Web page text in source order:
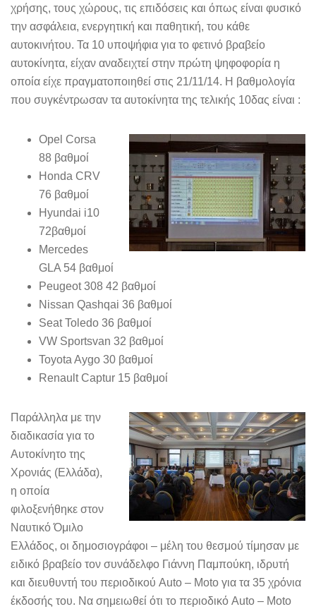
χρήσης, τους χώρους, τις επιδόσεις και όπως είναι φυσικό
την ασφάλεια, ενεργητική και παθητική, του κάθε
αυτοκινήτου. Τα 10 υποψήφια για το φετινό βραβείο
αυτοκίνητα, είχαν αναδειχτεί στην πρώτη ψηφοφορία η
οποία είχε πραγματοποιηθεί στις 21/11/14. Η βαθμολογία
που συγκέντρωσαν τα αυτοκίνητα της τελικής 10δας είναι :
Opel Corsa
88 βαθμοί
Honda CRV
76 βαθμοί
Hyundai i10
72βαθμοί
Mercedes
GLA 54 βαθμοί
Peugeot 308 42 βαθμοί
Nissan Qashqai 36 βαθμοί
Seat Toledo 36 βαθμοί
VW Sportsvan 32 βαθμοί
Toyota Aygo 30 βαθμοί
Renault Captur 15 βαθμοί
Παράλληλα με την
διαδικασία για το
Αυτοκίνητο της
Χρονιάς (Ελλάδα),
η οποία
φιλοξενήθηκε στον
Ναυτικό Όμιλο
Ελλάδος, οι δημοσιογράφοι – μέλη του θεσμού τίμησαν με
ειδικό βραβείο τον συνάδελφο Γιάννη Παμπούκη, ιδρυτή
και διευθυντή του περιοδικού Auto – Moto για τα 35 χρόνια
έκδοσής του. Να σημειωθεί ότι το περιοδικό Auto – Moto